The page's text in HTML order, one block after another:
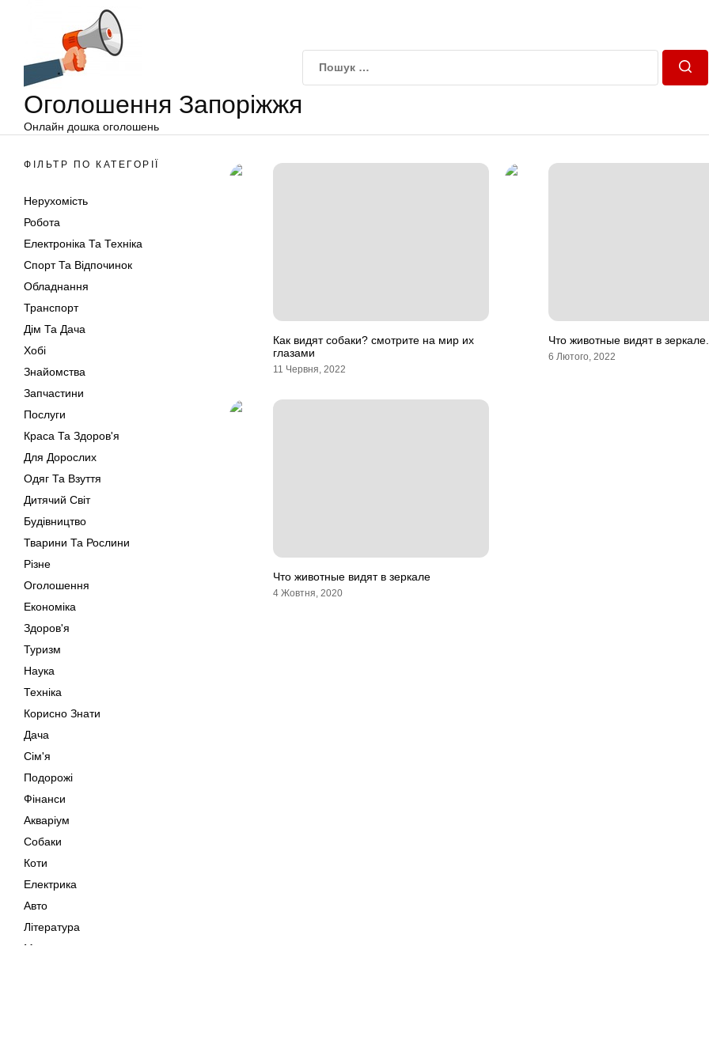
Оголошення Запоріжжя
Онлайн дошка оголошень
ФІЛЬТР ПО КАТЕГОРІЇ
Нерухомість
Робота
Електроніка Та Техніка
Спорт Та Відпочинок
Обладнання
Транспорт
Дім Та Дача
Хобі
Знайомства
Запчастини
Послуги
Краса Та Здоров'я
Для Дорослих
Одяг Та Взуття
Дитячий Світ
Будівництво
Тварини Та Рослини
Різне
Оголошення
Економіка
Здоров'я
Туризм
Наука
Техніка
Корисно Знати
Дача
Сім'я
Подорожі
Фінанси
Акваріум
Собаки
Коти
Електрика
Авто
Література
Музика
Как видят собаки? смотрите на мир их
глазами
11 Червня, 2022
Что животные видят в зеркале.
6 Лютого, 2022
Что животные видят в зеркале
4 Жовтня, 2020